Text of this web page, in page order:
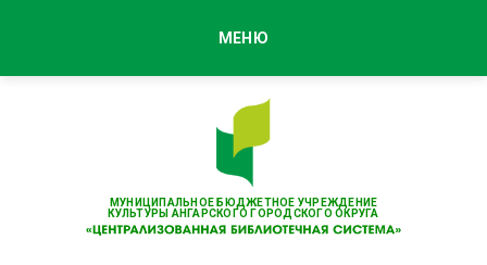
МУНИЦИПАЛЬНОЕ БЮДЖЕТНОЕ УЧРЕЖДЕНИЕ
КУЛЬТУРЫ АНГАРСКОГО ГОРОДСКОГО ОКРУГА
МЕНЮ